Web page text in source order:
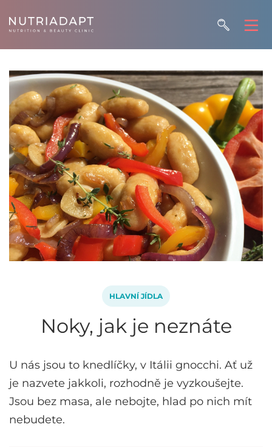
HLAVNÍ JÍDLA
Noky, jak je neznáte
U nás jsou to knedlíčky, v Itálii gnocchi. Ať už
je nazvete jakkoli, rozhodně je vyzkoušejte.
Jsou bez masa, ale nebojte, hlad po nich mít
nebudete.